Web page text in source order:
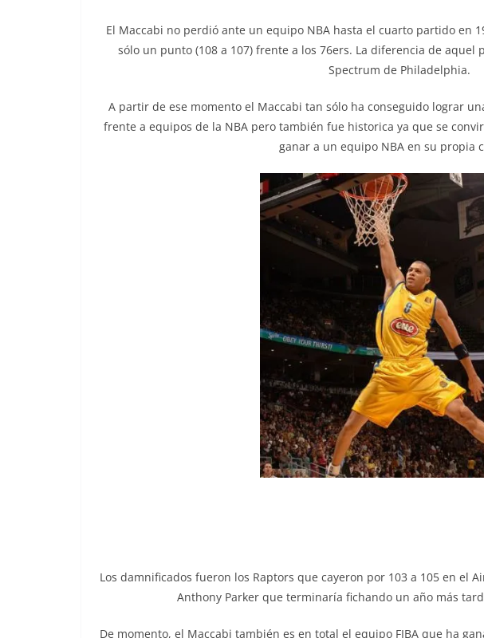
El Maccabi no perdió ante un equipo NBA hasta el cuarto partido en
sólo un punto (108 a 107) frente a los 76ers. La diferencia de
Spectrum de Philadelphia.
A partir de ese momento el Maccabi tan sólo ha conseguido lograr
frente a equipos de la NBA pero también fue historica ya que se
ganar a un equipo NBA en su propia
Los damnificados fueron los Raptors que cayeron por 103 a 105 en el
Anthony Parker que terminaría fichando un año más
De momento, el Maccabi también es en total el equipo FIBA que ha